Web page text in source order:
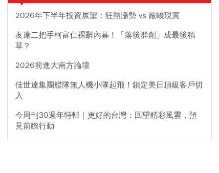
2026年下半年投資展望：狂熱漲勢 vs 嚴峻現實
友達二把手柯富仁裸辭內幕！「落後群創」成最後稻
草？
2026前進大南方論壇
佳世達集團艦隊無人機小隊起飛！鎖定美日頂級客戶切
入
今周刊30週年特輯｜更好的台灣：回望精彩風雲，預
見前瞻行動